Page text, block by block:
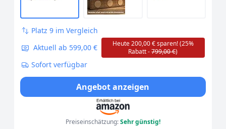
Platz 9 im Vergleich
Aktuell ab 599,00 €
Heute 200,00 € sparen! (25%
Rabatt -799,00 €)
Sofort verfügbar
Angebot anzeigen
Preiseinschätzung:Sehr günstig!